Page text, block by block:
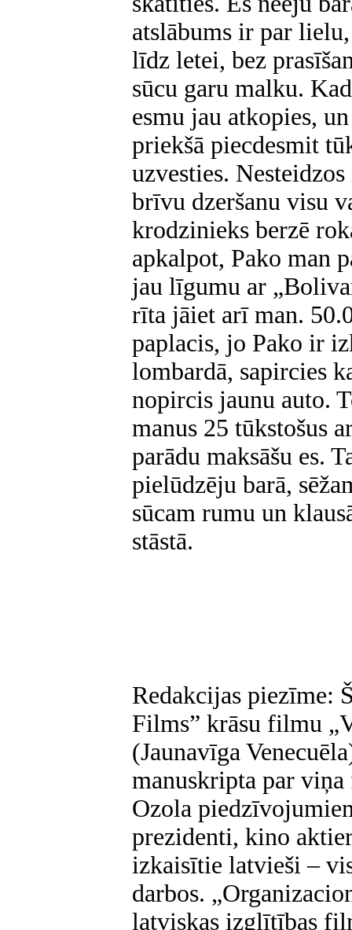
atslābums ir par
līdz letei, bez
sūcu garu malku.
esmu jau atkopies,
priekšā piecdesmit
uzvesties.
brīvu dzeršanu visu
krodzinieks berzē
apkalpot, Pako man
jau līgumu ar
rīta jāiet arī man.
paplacis, jo Pako ir
lombardā, sapircies
nopircis jaunu auto.
manus 25 tūkstošus
parādu maksāšu es.
pielūdzēju barā,
sūcam rumu un
stāstā.
Redakcijas piezīme:
Films” krāsu filmu
(Jaunavīga
manuskripta par
Ozola
prezidenti, kino
izkaisītie latvieši –
darbos.
latviskas izglītības